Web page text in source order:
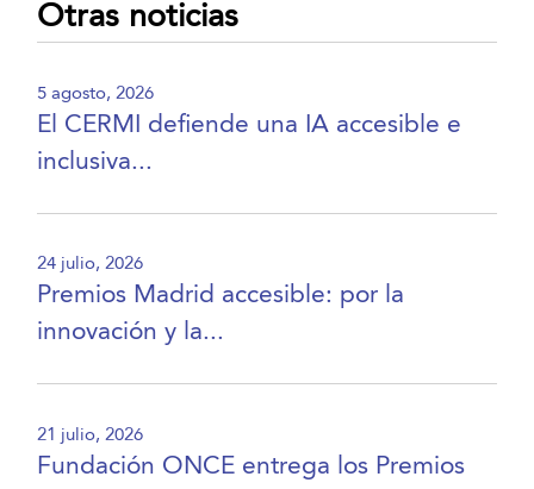
Otras noticias
5 agosto, 2026
El CERMI defiende una IA accesible e
inclusiva...
24 julio, 2026
Premios Madrid accesible: por la
innovación y la...
21 julio, 2026
Fundación ONCE entrega los Premios